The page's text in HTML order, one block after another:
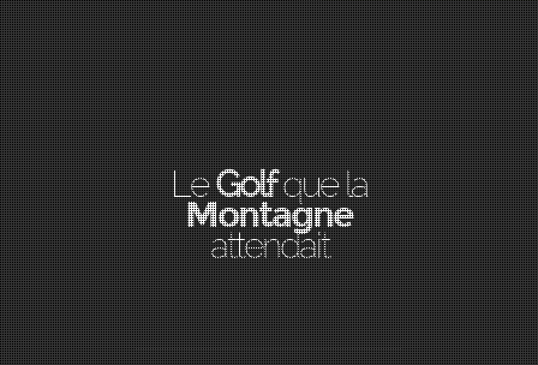
LeGolfque la
Montagne
attendait